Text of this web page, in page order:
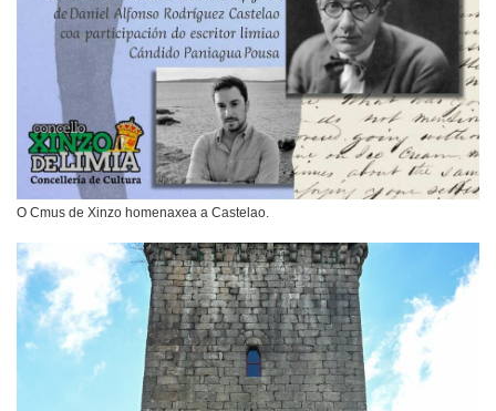
O Cmus de Xinzo homenaxea a Castelao.